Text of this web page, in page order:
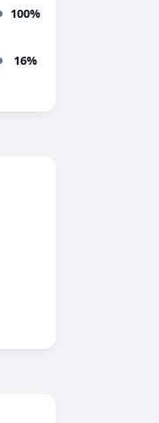
100%
16%